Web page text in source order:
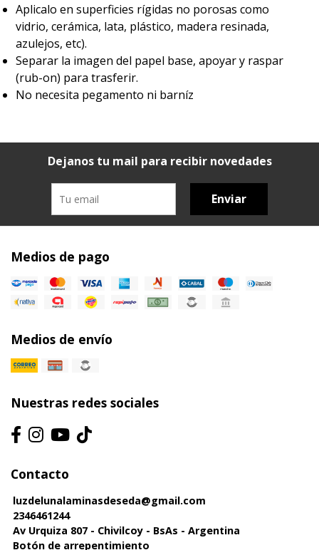
Aplicalo en superficies rígidas no porosas como
vidrio, cerámica, lata, plástico, madera resinada,
azulejos, etc).
Separar la imagen del papel base, apoyar y raspar
(rub-on) para trasferir.
No necesita pegamento ni barníz
Dejanos tu mail para recibir novedades
Enviar
Medios de pago
Medios de envío
Nuestras redes sociales
Contacto
luzdelunalaminasdeseda@gmail.com
2346461244
Av Urquiza 807 - Chivilcoy - BsAs - Argentina
Botón de arrepentimiento